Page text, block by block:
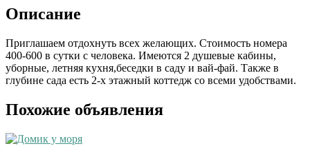
Описание
Приглашаем отдохнуть всех желающих. Стоимость номера
400-600 в сутки с человека. Имеются 2 душевые кабины,
уборные, летняя кухня,беседки в саду и вай-фай. Также в
глубине сада есть 2-х этажный коттедж со всеми удобствами.
Похожие объявления